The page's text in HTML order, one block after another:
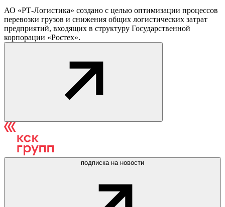
АО «РТ-Логистика» создано с целью оптимизации процессов
перевозки грузов и снижения общих логистических затрат
предприятий, входящих в структуру Государственной
корпорации «Ростех».
подписка на новости